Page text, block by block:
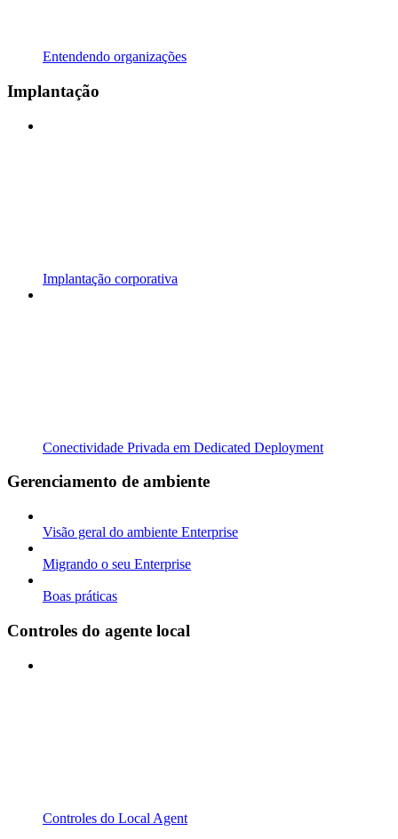
Entendendo organizações
Implantação
Implantação corporativa
Conectividade Privada em Dedicated Deployment
Gerenciamento de ambiente
Visão geral do ambiente Enterprise
Migrando o seu Enterprise
Boas práticas
Controles do agente local
Controles do Local Agent